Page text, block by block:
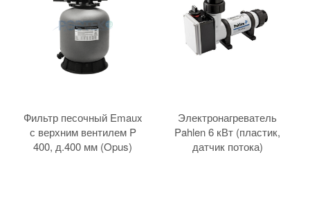
Фильтр песочный Emaux
с верхним вентилем P
400, д.400 мм (Opus)
Электронагреватель
Pahlen 6 кВт (пластик,
датчик потока)